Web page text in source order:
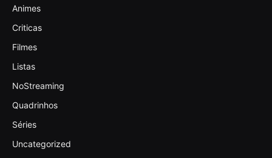
Animes
Criticas
Filmes
Listas
NoStreaming
Quadrinhos
Séries
Uncategorized